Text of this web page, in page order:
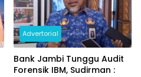
Advertorial
Bank Jambi Tunggu Audit
Forensik IBM, Sudirman :